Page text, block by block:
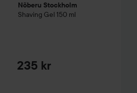
Nõberu Stockholm
Shaving Gel 150 ml
235 kr